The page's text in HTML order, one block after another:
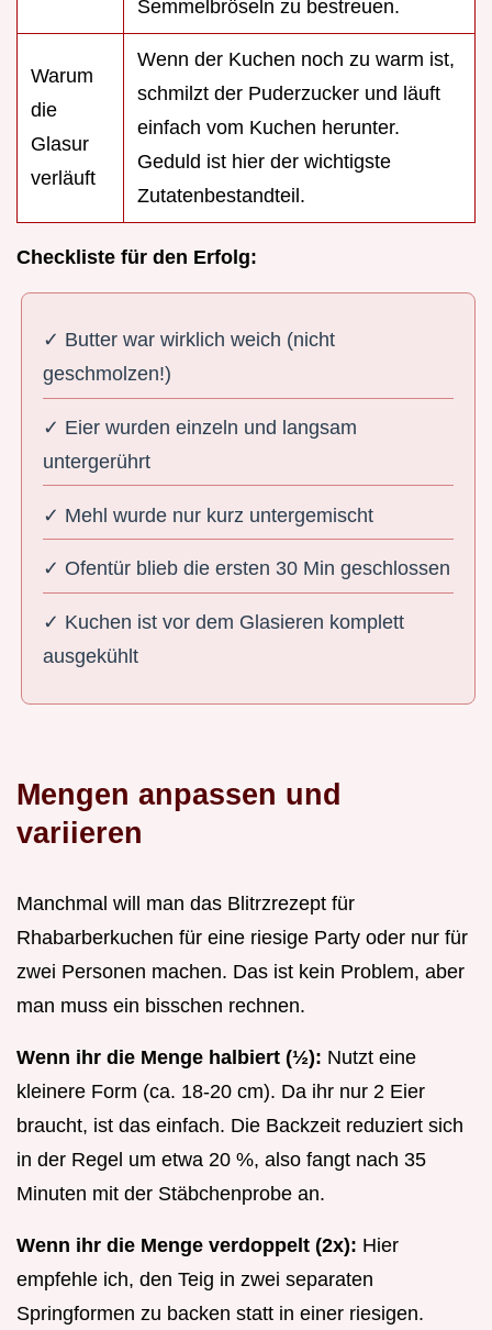
Semmelbröseln zu bestreuen.
Warum
die
Glasur
verläuft
Wenn der Kuchen noch zu warm ist,
schmilzt der Puderzucker und läuft
einfach vom Kuchen herunter.
Geduld ist hier der wichtigste
Zutatenbestandteil.
Checkliste für den Erfolg:
✓ Butter war wirklich weich (nicht
geschmolzen!)
✓ Eier wurden einzeln und langsam
untergerührt
✓ Mehl wurde nur kurz untergemischt
✓ Ofentür blieb die ersten 30 Min geschlossen
✓ Kuchen ist vor dem Glasieren komplett
ausgekühlt
Mengen anpassen und
variieren
Manchmal will man das Blitrzrezept für
Rhabarberkuchen für eine riesige Party oder nur für
zwei Personen machen. Das ist kein Problem, aber
man muss ein bisschen rechnen.
Wenn ihr die Menge halbiert (½): Nutzt eine
kleinere Form (ca. 18-20 cm). Da ihr nur 2 Eier
braucht, ist das einfach. Die Backzeit reduziert sich
in der Regel um etwa 20 %, also fangt nach 35
Minuten mit der Stäbchenprobe an.
Wenn ihr die Menge verdoppelt (2x): Hier
empfehle ich, den Teig in zwei separaten
Springformen zu backen statt in einer riesigen.